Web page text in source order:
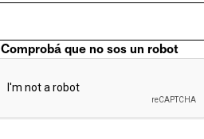
Comprobá que no sos un robot